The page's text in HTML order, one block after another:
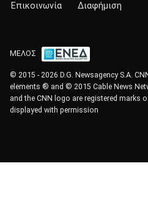
Επικοινωνία Διαφήμιση
ΜΕΛΟΣ
© 2015 - 2026 D.G. Newsagency S.A.
elements ® and © 2015 Cable News
and the CNN logo are registered marks
displayed with permission